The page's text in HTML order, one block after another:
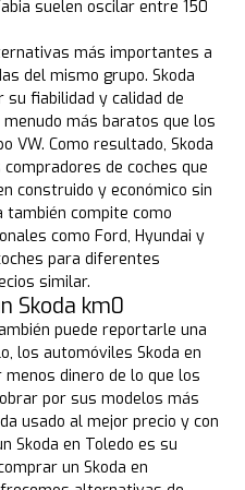
suelen oscilar entre 150
más importantes a
del mismo grupo. Skoda
su fiabilidad y calidad de
más baratos que los
VW. Como resultado, Skoda
de coches que
construido y económico sin
también compite como
como Ford, Hyundai y
para diferentes
similar.
Skoda km0
puede reportarle una
los automóviles Skoda en
dinero de lo que los
por sus modelos más
usado al mejor precio y con
Skoda en Toledo es su
un Skoda en